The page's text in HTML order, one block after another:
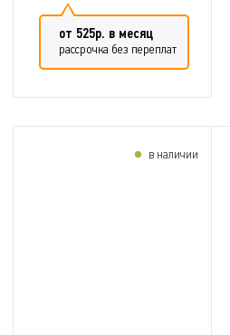
от 525р. в месяц
рассрочка без переплат
в наличии